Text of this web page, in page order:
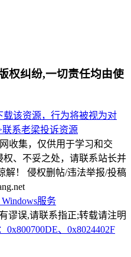
权纠纷,一切责任均由使
该资源，行为将被视为对
联系老梁投诉资源
收集，仅供用于学习和交
、不妥之处，请联系站长并
解！ 侵权删帖/违法举报/投稿
Windows服务
谬误,请联系指正;转载请注明
0x800700DE、0x8024402F